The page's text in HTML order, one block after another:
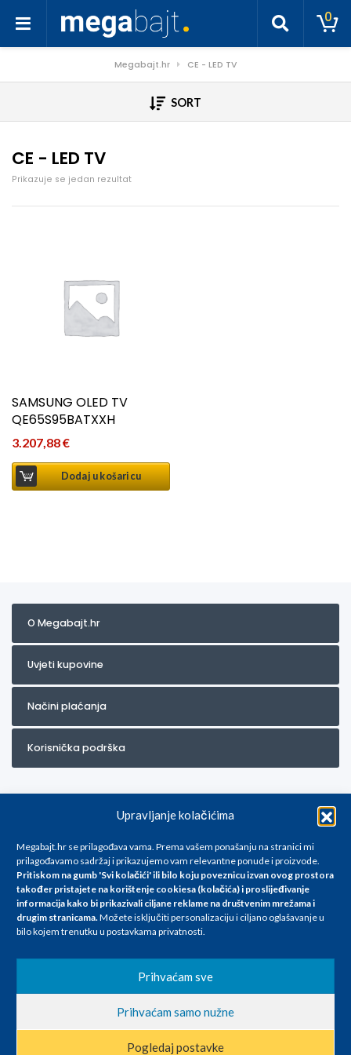
Upravljanje kolačićima
Megabajt.hr se prilagođava vama. Prema vašem ponašanju na stranici mi
prilagođavamo sadržaj i prikazujemo vam relevantne ponude i proizvode.
Pritiskom na gumb 'Svi kolačići' ili bilo koju poveznicu izvan ovog prostora
također pristajete na korištenje cookiesa (kolačića) i proslijeđivanje
informacija kako bi prikazivali ciljane reklame na društvenim mrežama i
drugim stranicama.Možete isključiti personalizaciju i ciljano oglašavanje u
bilo kojem trenutku u postavkama privatnosti.
Prihvaćam sve
Prihvaćam samo nužne
Pogledaj postavke
0
Megabajt.hr CE - LED TV
SORT
CE - LED TV
Prikazuje se jedan rezultat
SAMSUNG OLED TV
QE65S95BATXXH
3.207,88€
Dodaj u košaricu
O Megabajt.hr
Uvjeti kupovine
Načini plaćanja
Korisnička podrška
Za artikle kojih trenutno nema u ponudi obratite nam se na
info@megabajt.hr. Sve cijene su informativnog karaktera i podložne su
promjenama, a
iskazane su za avansno plaćanje(gotovina) u Eurima i uključuju PDV. Sve
se razlikovati od cijena u našim poslovnicama. Trudimo se dati što bolji
i točniji opis i sliku. Unatoč tome, ne možemo garantirati da su svi
nastale u opisu proizvoda, greške prilikom štampanja te promjene
cijena.